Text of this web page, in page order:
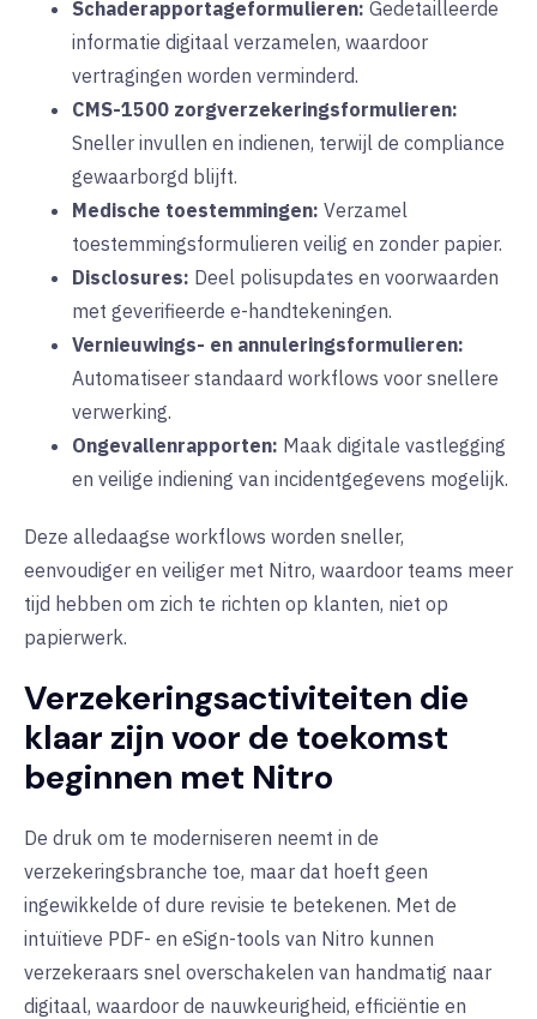
Schaderapportageformulieren: Gedetailleerde
informatie digitaal verzamelen, waardoor
vertragingen worden verminderd.
CMS-1500 zorgverzekeringsformulieren:
Sneller invullen en indienen, terwijl de compliance
gewaarborgd blijft.
Medische toestemmingen: Verzamel
toestemmingsformulieren veilig en zonder papier.
Disclosures: Deel polisupdates en voorwaarden
met geverifieerde e-handtekeningen.
Vernieuwings- en annuleringsformulieren:
Automatiseer standaard workflows voor snellere
verwerking.
Ongevallenrapporten: Maak digitale vastlegging
en veilige indiening van incidentgegevens mogelijk.
Deze alledaagse workflows worden sneller,
eenvoudiger en veiliger met Nitro, waardoor teams meer
tijd hebben om zich te richten op klanten, niet op
papierwerk.
Verzekeringsactiviteiten die
klaar zijn voor de toekomst
beginnen met Nitro
De druk om te moderniseren neemt in de
verzekeringsbranche toe, maar dat hoeft geen
ingewikkelde of dure revisie te betekenen. Met de
intuïtieve PDF- en eSign-tools van Nitro kunnen
verzekeraars snel overschakelen van handmatig naar
digitaal, waardoor de nauwkeurigheid, efficiëntie en